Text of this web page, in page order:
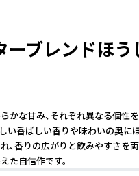
ーブレンドほう
かな甘み、それぞれ異なる個性
い香ばしい香りや味わいの奥
、香りの広がりと飲みやすさを
た自信作です。